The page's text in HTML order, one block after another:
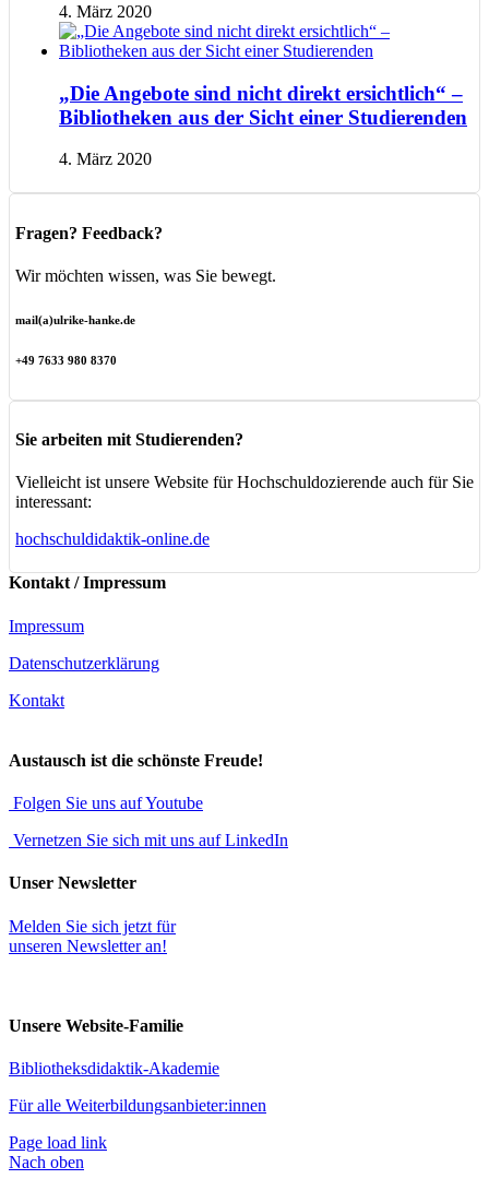
4. März 2020
„Die Angebote sind nicht direkt ersichtlich“ –
Bibliotheken aus der Sicht einer Studierenden
4. März 2020
Fragen? Feedback?
Wir möchten wissen, was Sie bewegt.
mail(a)ulrike-hanke.de
+49 7633 980 8370
Sie arbeiten mit Studierenden?
Vielleicht ist unsere Website für Hochschuldozierende auch für Sie
interessant:
hochschuldidaktik-online.de
Kontakt / Impressum
Impressum
Datenschutzerklärung
Kontakt
Austausch ist die schönste Freude!
Folgen Sie uns auf Youtube
Vernetzen Sie sich mit uns auf LinkedIn
Unser Newsletter
Melden Sie sich jetzt für
unseren Newsletter an!
Unsere Website-Familie
Bibliotheksdidaktik-Akademie
Für alle Weiterbildungsanbieter:innen
Page load link
Nach oben